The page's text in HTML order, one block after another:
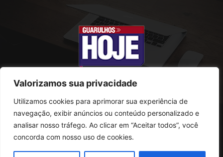
Valorizamos sua privacidade
Utilizamos cookies para aprimorar sua experiência de
navegação, exibir anúncios ou conteúdo personalizado e
analisar nosso tráfego. Ao clicar em “Aceitar todos”, você
concorda com nosso uso de cookies.
SOBRE NÓS
Rua Conselheiro Antonio Prado, 121